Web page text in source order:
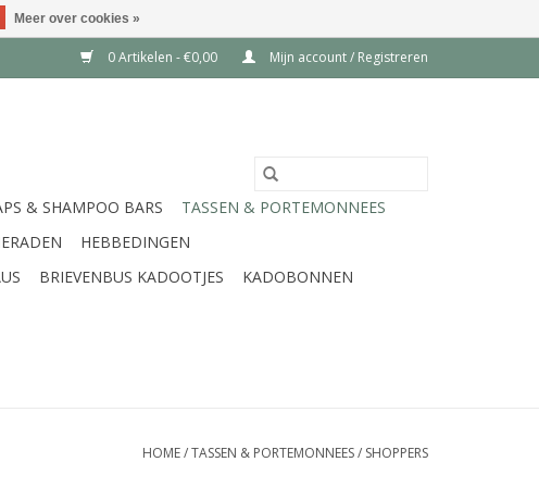
0 Artikelen - €0,00 Mijn account / Registreren
& SHAMPOO BARS
TASSEN & PORTEMONNEES
HEBBEDINGEN
BRIEVENBUS KADOOTJES
KADOBONNEN
HOME/TASSEN & PORTEMONNEES/ SHOPPERS
Meer over cookies »